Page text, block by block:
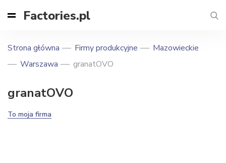
Factories.pl
Strona główna Firmy produkcyjne
Mazowieckie
Warszawa
granatOVO
granatOVO
To moja firma